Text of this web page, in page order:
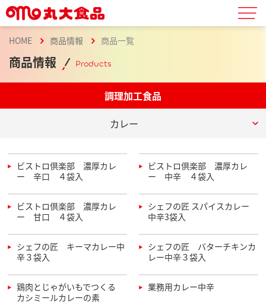
HOME 商品情報 商品一覧
商品情報 Products
調理加工食品
カレー
ビストロ倶楽部 濃厚カレ
ー 辛口 ４袋入
ビストロ倶楽部 濃厚カレ
ー 中辛 ４袋入
ビストロ倶楽部 濃厚カレ
ー 甘口 ４袋入
シェフの匠 スパイスカレー
中辛3袋入
シェフの匠 キーマカレー中
辛３袋入
シェフの匠 バターチキンカ
レー中辛３袋入
鶏肉とじゃがいもでつくる
カシミールカレーの素
業務用カレー中辛